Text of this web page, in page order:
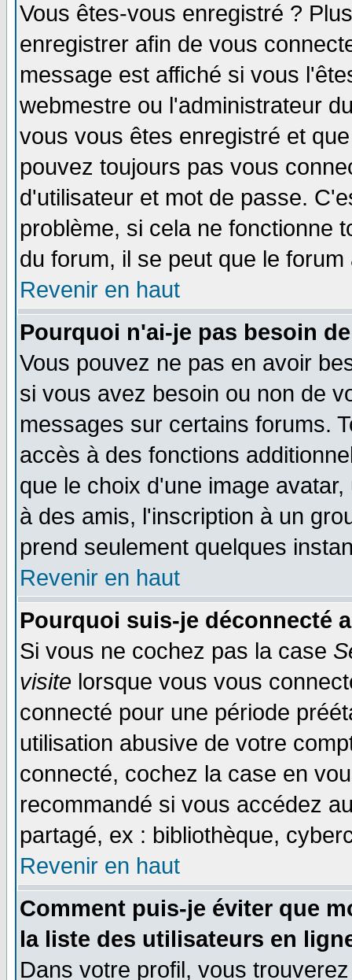
Vous êtes-vous enregistré ?
enregistrer afin de vous
message est affiché si vous
webmestre ou l'administrateur
vous vous êtes enregistré et
pouvez toujours pas vous
d'utilisateur et mot de passe.
problème, si cela ne fonctionne
du forum, il se peut que le
Revenir en haut
Pourquoi n'ai-je pas besoin
Vous pouvez ne pas en avoir
si vous avez besoin ou non de
messages sur certains forums.
accès à des fonctions
que le choix d'une image
à des amis, l'inscription à un
prend seulement quelques
Revenir en haut
Pourquoi suis-je déconnecté
Si vous ne cochez pas la case
visite lorsque vous vous
connecté pour une période
utilisation abusive de votre
connecté, cochez la case en
recommandé si vous accédez
partagé, ex : bibliothèque,
Revenir en haut
Comment puis-je éviter que
la liste des utilisateurs en
Dans votre profil, vous